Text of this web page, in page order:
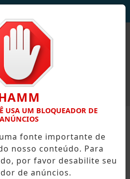
USA UM BLOQUEADOR DE
ANÚNCIOS
fonte importante de
nosso conteúdo. Para
por favor desabilite seu
de anúncios.